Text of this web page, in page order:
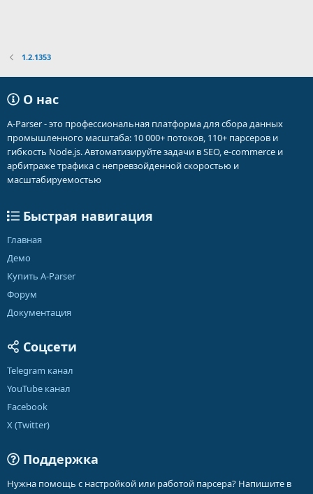
1.2.1353
О нас
A-Parser - это профессиональная платформа для сбора данных
промышленного масштаба: 10 000+ потоков, 110+ парсеров и
гибкость Node.js. Автоматизируйте задачи в SEO, e-commerce и
арбитраже трафика с непревзойденной скоростью и
масштабируемостью
Быстрая навигация
Главная
Демо
Купить A-Parser
Форум
Документация
Соцсети
Telegram канал
YouTube канал
Facebook
X (Twitter)
Поддержка
Нужна помощь с настройкой или работой парсера? Напишите в